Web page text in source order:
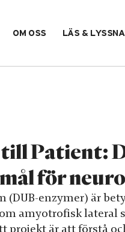
OM OSS LÄS & LYSSNA
Patient:
för
enzymer) är
amyotrofisk lateral
projekt är att förstå